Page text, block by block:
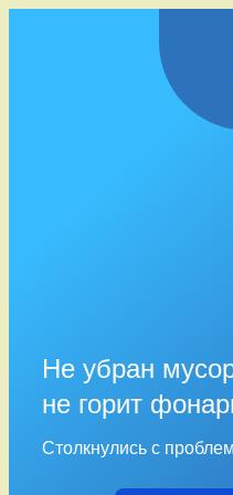
Не убран
не горит
Столкнулись с